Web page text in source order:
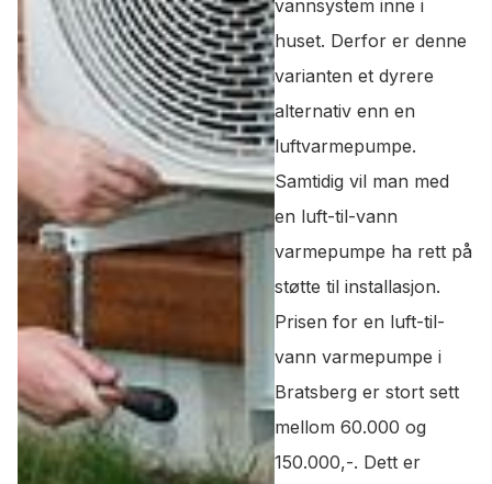
vannsystem inne i
huset. Derfor er denne
varianten et dyrere
alternativ enn en
luftvarmepumpe.
Samtidig vil man med
en luft-til-vann
varmepumpe ha rett på
støtte til installasjon.
Prisen for en luft-til-
vann varmepumpe i
Bratsberg er stort sett
mellom 60.000 og
150.000,-. Dett er